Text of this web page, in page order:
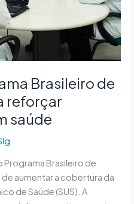
Brasileiro de
reforçar
saúde
Programa Brasileiro de
aumentar a cobertura da
de Saúde (SUS). A